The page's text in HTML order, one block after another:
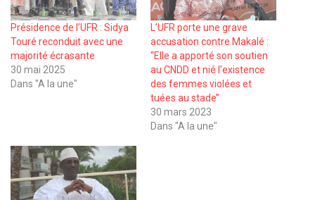
Présidence de l’UFR : Sidya
Touré reconduit avec une
majorité écrasante
30 mai 2025
Dans "A la une"
L’UFR porte une grave
accusation contre Makalé :
‘‘Elle a apporté son soutien
au CNDD et nié l’existence
des femmes violées et
tuées au stade’’
30 mars 2023
Dans "A la une"